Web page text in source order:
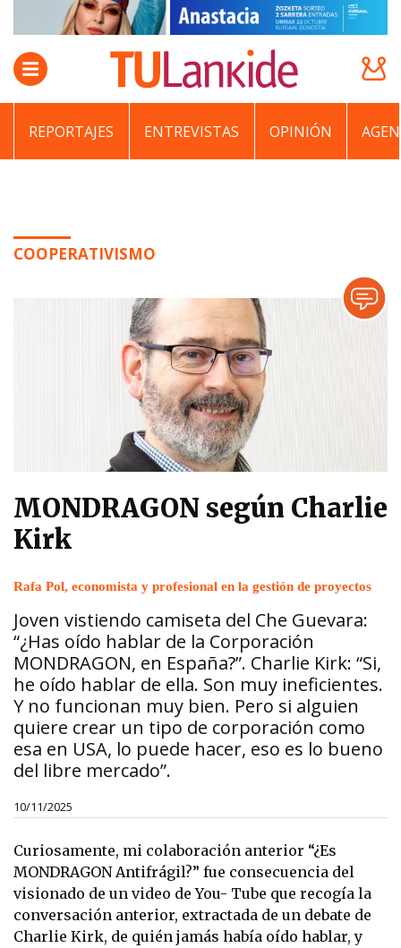
REPORTAJES ENTREVISTAS OPINIÓN
COOPERATIVISMO
MONDRAGON según Charlie
Kirk
Rafa Pol, economista y profesional en la gestión de proyectos
Joven vistiendo camiseta del Che Guevara:
“¿Has oído hablar de la Corporación
MONDRAGON, en España?”. Charlie Kirk: “Si,
he oído hablar de ella. Son muy ineficientes.
Y no funcionan muy bien. Pero si alguien
quiere crear un tipo de corporación como
esa en USA, lo puede hacer, eso es lo bueno
del libre mercado”.
10/11/2025
Curiosamente, mi colaboración anterior “¿Es
MONDRAGON Antifrágil?” fue consecuencia del
visionado de un video de You- Tube que recogía la
conversación anterior, extractada de un debate de
Charlie Kirk, de quién jamás había oído hablar, y